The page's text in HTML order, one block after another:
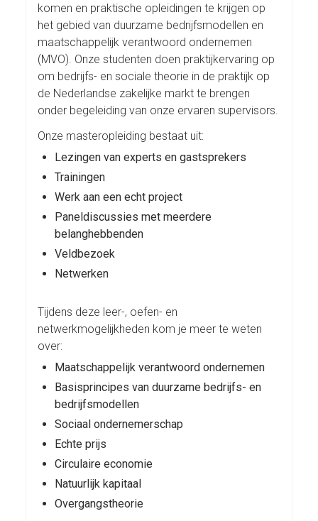
komen en praktische opleidingen te krijgen op
het gebied van duurzame bedrijfsmodellen en
maatschappelijk verantwoord ondernemen
(MVO). Onze studenten doen praktijkervaring op
om bedrijfs- en sociale theorie in de praktijk op
de Nederlandse zakelijke markt te brengen
onder begeleiding van onze ervaren supervisors.
Onze masteropleiding bestaat uit:
Lezingen van experts en gastsprekers
Trainingen
Werk aan een echt project
Paneldiscussies met meerdere
belanghebbenden
Veldbezoek
Netwerken
Tijdens deze leer-, oefen- en
netwerkmogelijkheden kom je meer te weten
over:
Maatschappelijk verantwoord ondernemen
Basisprincipes van duurzame bedrijfs- en
bedrijfsmodellen
Sociaal ondernemerschap
Echte prijs
Circulaire economie
Natuurlijk kapitaal
Overgangstheorie